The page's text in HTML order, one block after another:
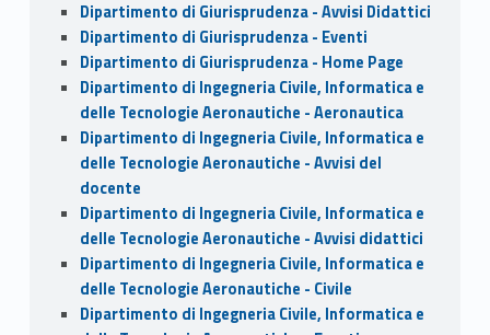
Dipartimento di Giurisprudenza - Avvisi Didattici
Dipartimento di Giurisprudenza - Eventi
Dipartimento di Giurisprudenza - Home Page
Dipartimento di Ingegneria Civile, Informatica e
delle Tecnologie Aeronautiche - Aeronautica
Dipartimento di Ingegneria Civile, Informatica e
delle Tecnologie Aeronautiche - Avvisi del
docente
Dipartimento di Ingegneria Civile, Informatica e
delle Tecnologie Aeronautiche - Avvisi didattici
Dipartimento di Ingegneria Civile, Informatica e
delle Tecnologie Aeronautiche - Civile
Dipartimento di Ingegneria Civile, Informatica e